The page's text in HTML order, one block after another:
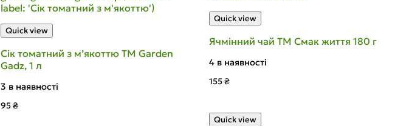
Quick view
Сік томатний з м’якоттю ТМ Garden
Gadz, 1 л
3 в наявності
95₴
Quick view
Ячмінний чай ТМ Смак життя 180 г
4 в наявності
155₴
Quick view